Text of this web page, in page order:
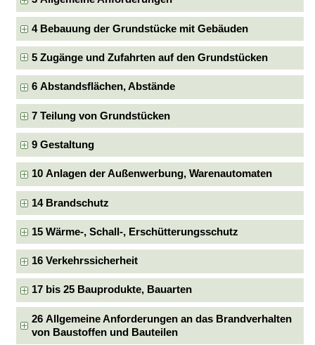
4 Bebauung der Grundstücke mit Gebäuden
5 Zugänge und Zufahrten auf den Grundstücken
6 Abstandsflächen, Abstände
7 Teilung von Grundstücken
9 Gestaltung
10 Anlagen der Außenwerbung, Warenautomaten
14 Brandschutz
15 Wärme-, Schall-, Erschütterungsschutz
16 Verkehrssicherheit
17 bis 25 Bauprodukte, Bauarten
26 Allgemeine Anforderungen an das Brandverhalten
von Baustoffen und Bauteilen